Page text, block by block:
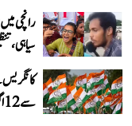
رانچی
سیاہی،
سے 12 اگست تک ایوان میں حاضر رہنے کی ہدایت